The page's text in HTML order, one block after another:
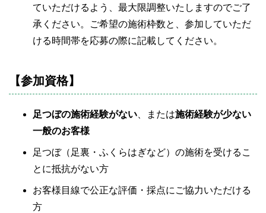
ていただけるよう、最大限調整いたしますのでご了
承ください。ご希望の施術枠数と、参加していただ
ける時間帯を応募の際に記載してください。
【参加資格】
足つぼの施術経験がない 、または施術経験が少ない
一般のお客様
足つぼ（足裏・ふくらはぎなど）の施術を受けるこ
とに抵抗がない方
お客様目線で公正な評価・採点にご協力いただける
方